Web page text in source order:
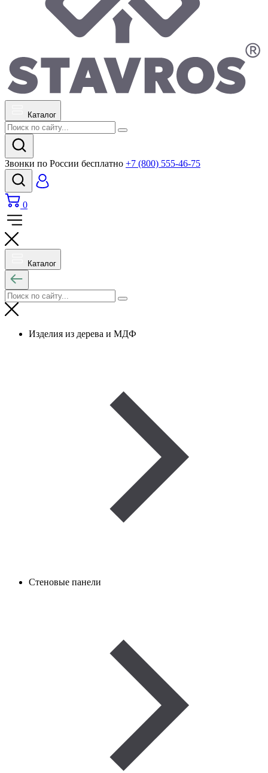
Каталог
Звонки по России бесплатно +7 (800) 555-46-75
0
Каталог
Изделия из дерева и МДФ
Стеновые панели